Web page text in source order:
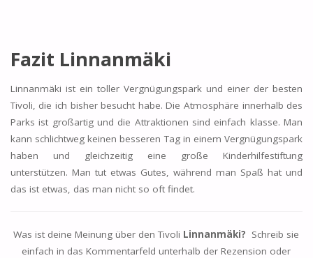
Fazit Linnanmäki
Linnanmäki ist ein toller Vergnügungspark und einer der besten
Tivoli, die ich bisher besucht habe. Die Atmosphäre innerhalb des
Parks ist großartig und die Attraktionen sind einfach klasse. Man
kann schlichtweg keinen besseren Tag in einem Vergnügungspark
haben und gleichzeitig eine große Kinderhilfestiftung
unterstützen. Man tut etwas Gutes, während man Spaß hat und
das ist etwas, das man nicht so oft findet.
Was ist deine Meinung über den Tivoli Linnanmäki? Schreib sie
einfach in das Kommentarfeld unterhalb der Rezension oder